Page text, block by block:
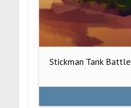
Stickman Tank Battle